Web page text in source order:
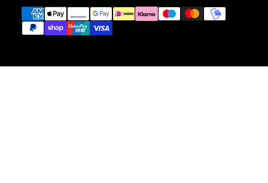
{"title"=>"Méthodes
de
paiement"}